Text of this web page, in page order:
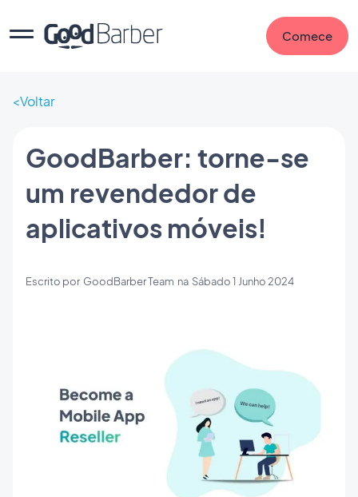
Comece
Voltar
GoodBarber: torne-se
um revendedor de
aplicativos móveis!
Escrito por GoodBarber Team na Sábado 1 Junho 2024